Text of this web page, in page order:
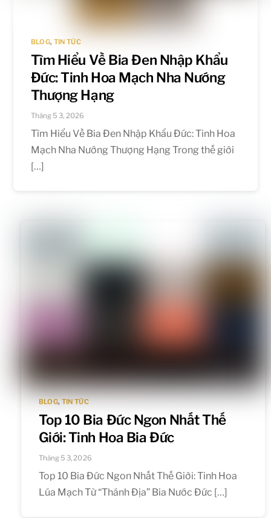
BLOG, TIN TỨC
Tìm Hiểu Về Bia Đen Nhập Khẩu
Đức: Tinh Hoa Mạch Nha Nướng
Thượng Hạng
Tháng 5 3, 2026
Tìm Hiểu Về Bia Đen Nhập Khẩu Đức: Tinh Hoa
Mạch Nha Nướng Thượng Hạng Trong thế giới
[…]
BLOG, TIN TỨC
Top 10 Bia Đức Ngon Nhất Thế
Giới: Tinh Hoa Bia Đức
Tháng 5 3, 2026
Top 10 Bia Đức Ngon Nhất Thế Giới: Tinh Hoa
Lúa Mạch Từ “Thánh Địa” Bia Nước Đức […]